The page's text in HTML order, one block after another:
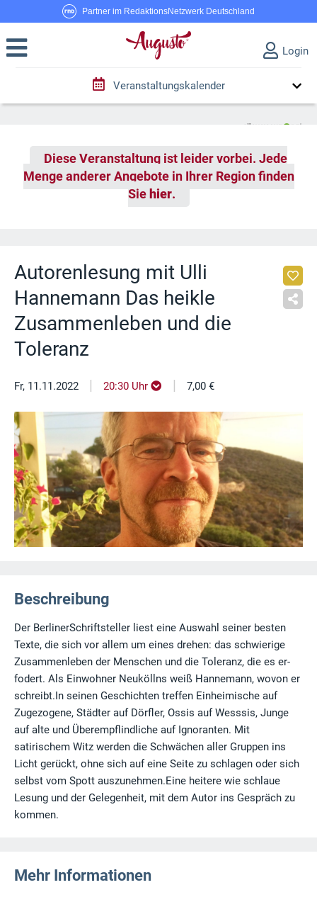
Partner im RedaktionsNetzwerk Deutschland
Login
Veranstaltungskalender
Diese Veranstaltung ist leider vorbei. Jede
Menge anderer Angebote in Ihrer Region finden
Sie hier.
Autorenlesung mit Ulli
Hannemann Das heikle
Zusammenleben und die
Toleranz
Fr, 11.11.2022 | 20:30 Uhr | 7,00 €
Beschreibung
Der BerlinerSchriftsteller liest eine Auswahl seiner besten
Texte, die sich vor allem um eines drehen: das schwierige
Zusammenleben der Menschen und die Toleranz, die es er-
fodert. Als Einwohner Neuköllns weiß Hannemann, wovon er
schreibt.In seinen Geschichten treffen Einheimische auf
Zugezogene, Städter auf Dörfler, Ossis auf Wesssis, Junge
auf alte und Überempflindliche auf Ignoranten. Mit
satirischem Witz werden die Schwächen aller Gruppen ins
Licht gerückt, ohne sich auf eine Seite zu schlagen oder sich
selbst vom Spott auszunehmen.Eine heitere wie schlaue
Lesung und der Gelegenheit, mit dem Autor ins Gespräch zu
kommen.
Mehr Informationen